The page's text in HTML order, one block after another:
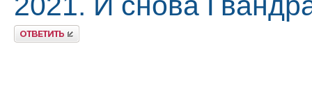
Ответить